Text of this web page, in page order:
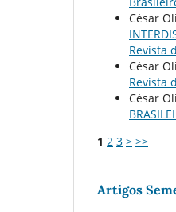
César
Revista
César
Revista
César
1 2 3 > >>
Artigos